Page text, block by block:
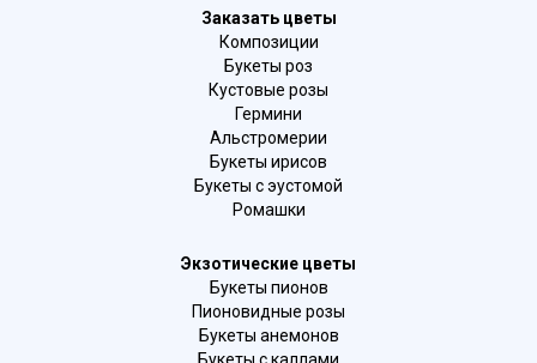
Заказать цветы
Композиции
Букеты роз
Кустовые розы
Гермини
Альстромерии
Букеты ирисов
Букеты с эустомой
Ромашки
Экзотические цветы
Букеты пионов
Пионовидные розы
Букеты анемонов
Букеты с каллами